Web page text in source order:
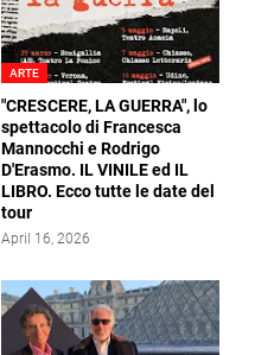
ARTE
"CRESCERE, LA GUERRA", lo
spettacolo di Francesca
Mannocchi e Rodrigo
D'Erasmo. IL VINILE ed IL
LIBRO. Ecco tutte le date del
tour
April 16, 2026